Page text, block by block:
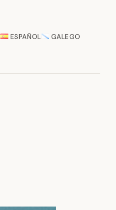
ESPAÑOL GALEGO